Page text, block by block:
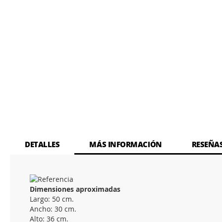
DETALLES
Dimensiones aproximadas
Largo: 50 cm.
Ancho: 30 cm.
Alto: 36 cm.
MÁS INFORMACIÓN